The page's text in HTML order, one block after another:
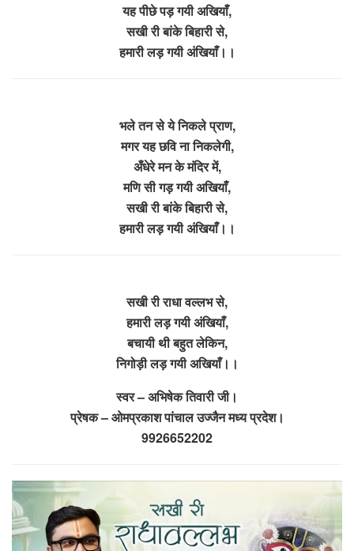
यह पीछे पड़ गयी अखियाँ,
सखी री बांके बिहारी से,
हमारी लड़ गयी अंखियाँ।।
भले तन से ये निकले प्राण,
मगर यह छवि ना निकलेगी,
अँधेरे मन के मंदिर में,
मणि सी गड़ गयी अखियाँ,
सखी री बांके बिहारी से,
हमारी लड़ गयी अंखियाँ।।
सखी री राधा वल्लभ से,
हमारी लड़ गयी अंखियाँ,
बचायी थी बहुत लेकिन,
निगोड़ी लड़ गयी अखियाँ।।
स्वर – अभिषेक तिवारी जी।
प्रेषक – ओमप्रकाश पांचाल उज्जैन मध्य प्रदेश।
9926652202